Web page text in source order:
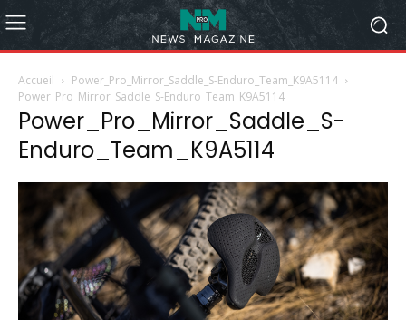
Accueil
Power_Pro_Mirror_Saddle_S-Enduro_Team_K9A5114
Power_Pro_Mirror_Saddle_S-Enduro_Team_K9A5114
Power_Pro_Mirror_Saddle_S-
Enduro_Team_K9A5114